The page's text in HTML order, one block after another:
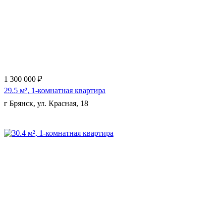
1 300 000 ₽
29.5 м², 1-комнатная квартира
г Брянск, ул. Красная, 18